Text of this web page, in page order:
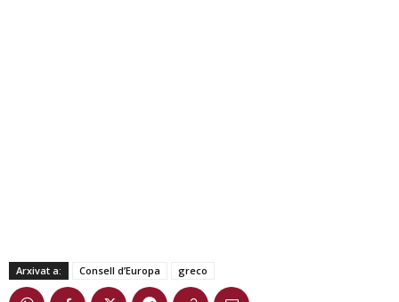
Arxivat a: Consell d’Europa greco